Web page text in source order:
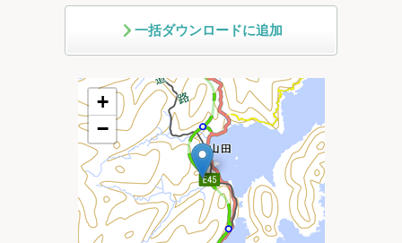
一括ダウンロードに追加
+
−